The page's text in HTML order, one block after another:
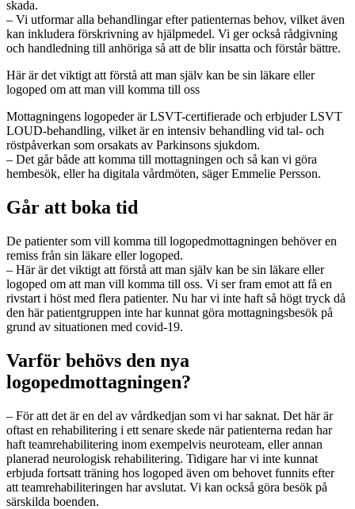
skada.
– Vi utformar alla behandlingar efter patienternas behov, vilket även
kan inkludera förskrivning av hjälpmedel. Vi ger också rådgivning
och handledning till anhöriga så att de blir insatta och förstår bättre.
​Här är det viktigt att förstå att man själv kan be sin läkare eller
logoped om att man vill komma till oss
Mottagningens logopeder är LSVT-certifierade och erbjuder LSVT
LOUD-behandling, vilket är en intensiv behandling vid tal- och
röstpåverkan som orsakats av Parkinsons sjukdom.
– Det går både att komma till mottagningen och så kan vi göra
hembesök, eller ha digitala vårdmöten, säger Emmelie Persson.
Går att boka tid
De patienter som vill komma till logopedmottagningen behöver en
remiss från sin läkare eller logoped.
– Här är det viktigt att förstå att man själv kan be sin läkare eller
logoped om att man vill komma till oss. Vi ser fram emot att få en
rivstart i höst med flera patienter. Nu har vi inte haft så högt tryck då
den här patientgruppen inte har kunnat göra mottagningsbesök på
grund av situationen med covid-19.
Varför behövs den nya​
logopedmottagningen?
– För att det är en del av vårdkedjan som vi har saknat. Det här är
oftast en rehabilitering i ett senare skede när patienterna redan har
haft teamrehabilitering inom exempelvis neuroteam, eller annan
planerad neurologisk rehabilitering. Tidigare har vi inte kunnat
erbjuda fortsatt träning hos logoped även om behovet funnits efter
att teamrehabiliteringen har avslutat. Vi kan också göra besök på
särskilda boenden.